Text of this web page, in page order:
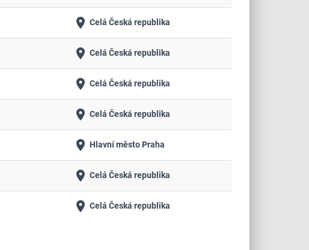
place Celá Česká republika
place Celá Česká republika
place Celá Česká republika
place Celá Česká republika
place Hlavní město Praha
place Celá Česká republika
place Celá Česká republika